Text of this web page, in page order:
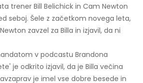
trener Bill Belichick in Cam Newton
seboj. Šele z začetkom novega leta,
zavzel za Billa in izjavil, da ni
v podcastu Brandona
je odkrito izjavil, da je Billa večina
je imel vse dobre besede in